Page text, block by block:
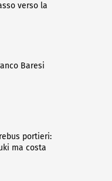
verso la
Baresi
portieri:
ma costa